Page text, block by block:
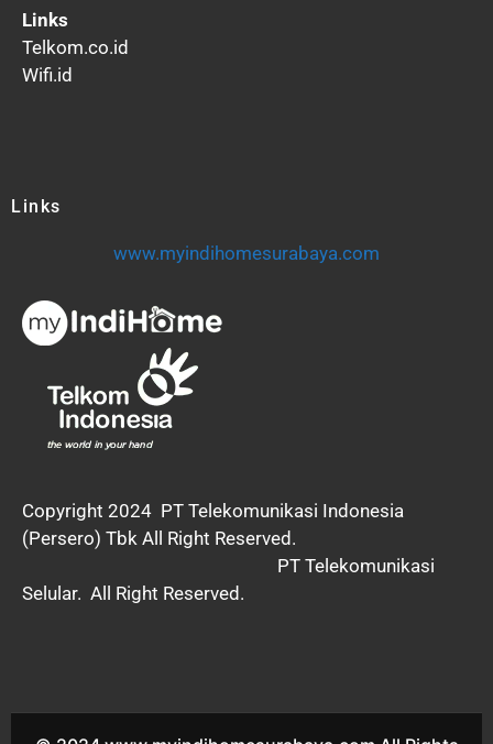
Links
Telkom.co.id
Wifi.id
Links
www.myindihomesurabaya.com
Copyright 2024 PT Telekomunikasi Indonesia
(Persero) Tbk All Right Reserved.
PT Telekomunikasi
Selular. All Right Reserved.